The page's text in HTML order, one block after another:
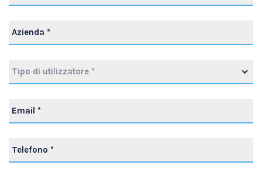
Tipo di utilizzatore *